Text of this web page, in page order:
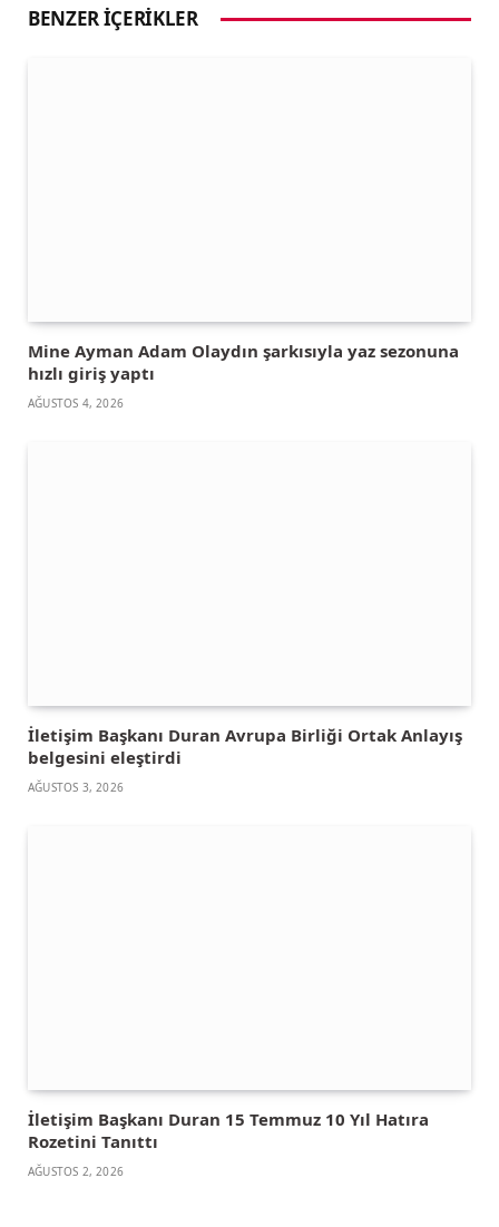
BENZER İÇERIKLER
Mine Ayman Adam Olaydın şarkısıyla yaz sezonuna
hızlı giriş yaptı
AĞUSTOS 4, 2026
İletişim Başkanı Duran Avrupa Birliği Ortak Anlayış
belgesini eleştirdi
AĞUSTOS 3, 2026
İletişim Başkanı Duran 15 Temmuz 10 Yıl Hatıra
Rozetini Tanıttı
AĞUSTOS 2, 2026